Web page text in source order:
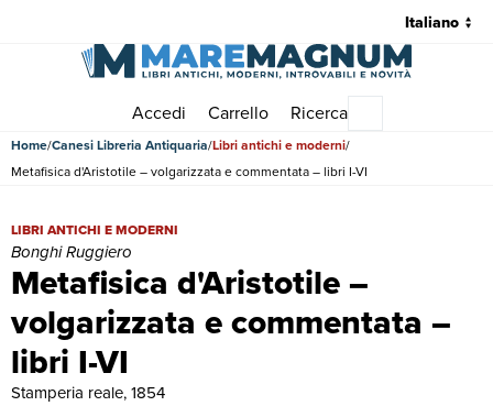
Accedi Carrello Ricerca
Home Canesi Libreria Antiquaria Libri antichi e moderni
Metafisica d'Aristotile – volgarizzata e commentata – libri I-VI
Metafisica d'Aristotile –
volgarizzata e commentata –
libri I-VI
Metafisica d'Aristotile – volgarizzata e commentata – libri I-VI |
LIBRI ANTICHI E MODERNI
Bonghi Ruggiero
Stamperia reale, 1854